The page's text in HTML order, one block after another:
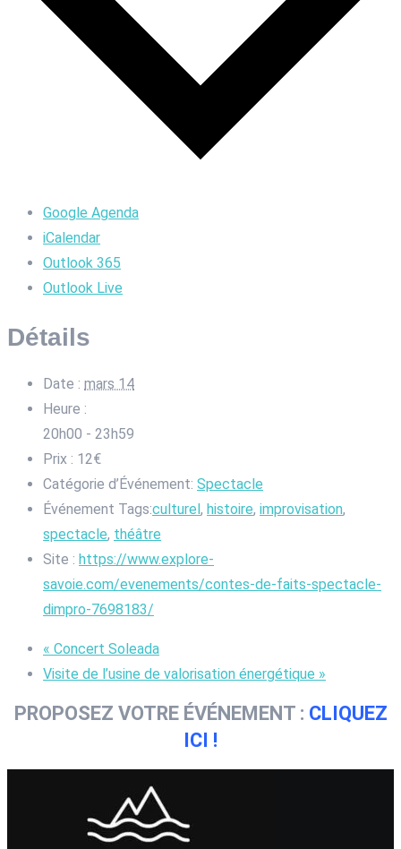
Google Agenda
iCalendar
Outlook 365
Outlook Live
Détails
Date : mars 14
Heure :
20h00 - 23h59
Prix : 12€
Catégorie d’Événement: Spectacle
Événement Tags:culturel , histoire, improvisation,
spectacle, théâtre
Site : https://www.explore-
savoie.com/evenements/contes-de-faits-spectacle-
dimpro-7698183/
« Concert Soleada
Visite de l’usine de valorisation énergétique »
PROPOSEZ VOTRE ÉVÉNEMENT : CLIQUEZ
ICI !